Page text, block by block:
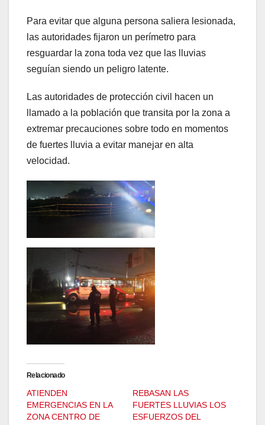
Para evitar que alguna persona saliera lesionada,
las autoridades fijaron un perímetro para
resguardar la zona toda vez que las lluvias
seguían siendo un peligro latente.
Las autoridades de protección civil hacen un
llamado a la población que transita por la zona a
extremar precauciones sobre todo en momentos
de fuertes lluvia a evitar manejar en alta
velocidad.
Relacionado
ATIENDEN
EMERGENCIAS EN LA
ZONA CENTRO DE
REBASAN LAS
FUERTES LLUVIAS LOS
ESFUERZOS DEL